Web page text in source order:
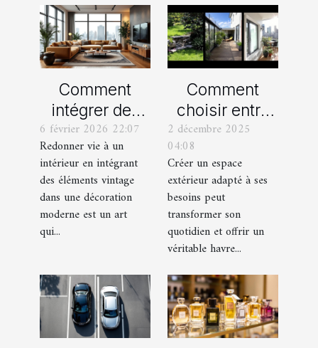
Comment
intégrer des
éléments
vintage dans
une décoration
moderne ?
6 février 2026 22:07
Redonner vie à un
intérieur en intégrant
des éléments vintage
dans une décoration
moderne est un art
qui...
Comment
choisir entre
un jardin, une
terrasse et un
balcon pour
votre espace
extérieur ?
2 décembre 2025
04:08
Créer un espace
extérieur adapté à ses
besoins peut
transformer son
quotidien et offrir un
véritable havre...